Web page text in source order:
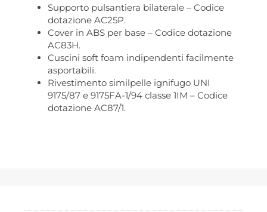
Supporto pulsantiera bilaterale – Codice
dotazione AC25P.
Cover in ABS per base – Codice dotazione
AC83H.
Cuscini soft foam indipendenti facilmente
asportabili.
Rivestimento similpelle ignifugo UNI
9175/87 e 9175FA-1/94 classe 1IM – Codice
dotazione AC87/1.